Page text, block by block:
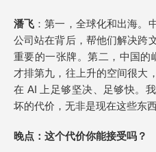
潘飞 ：第一，全球化和出海。
公司站在背后，帮他们解决
重要的一张牌。第二，中国的
才排第九，往上升的空间很大
在 AI 上足够坚决、足够快。
坏的代价，无非是现在这些东
晚点 ：这个代价你能接受吗？